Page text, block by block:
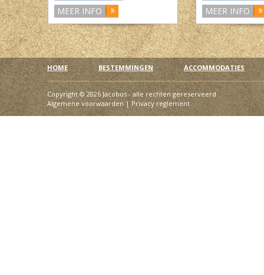
MEER INFO
MEER INFO
HOME BESTEMMINGEN ACCOMMODATIES
Copyright © 2026 Jacobos - alle rechten gereserveerd
Algemene voorwaarden|Privacy reglement